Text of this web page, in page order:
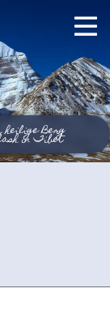
heilige Berg
in Tibet